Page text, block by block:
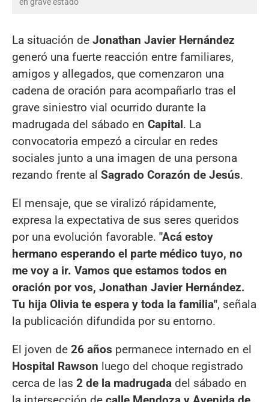
La situación de Jonathan Javier Hernández
generó una fuerte reacción entre familiares,
amigos y allegados, que comenzaron una
cadena de oración para acompañarlo tras el
grave siniestro vial ocurrido durante la
madrugada del sábado en Capital. La
convocatoria empezó a circular en redes
sociales junto a una imagen de una persona
rezando frente al Sagrado Corazón de Jesús.
El mensaje, que se viralizó rápidamente,
expresa la expectativa de sus seres queridos
por una evolución favorable. "Acá estoy
hermano esperando el parte médico tuyo, no
me voy a ir. Vamos que estamos todos en
oración por vos, Jonathan Javier Hernández.
Tu hija Olivia te espera y toda la familia", señala
la publicación difundida por su entorno.
El joven de 26 años permanece internado en el
Hospital Rawson luego del choque registrado
cerca de las 2 de la madrugada del sábado en